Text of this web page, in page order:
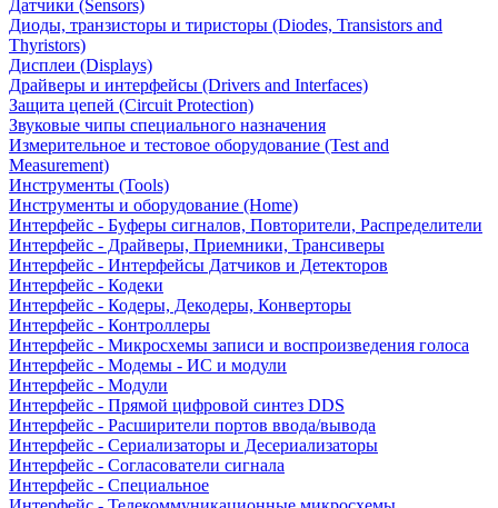
Датчики (Sensors)
Диоды, транзисторы и тиристоры (Diodes, Transistors and
Thyristors)
Дисплеи (Displays)
Драйверы и интерфейсы (Drivers and Interfaces)
Защита цепей (Circuit Protection)
Звуковые чипы специального назначения
Измерительное и тестовое оборудование (Test and
Measurement)
Инструменты (Tools)
Инструменты и оборудование (Home)
Интерфейс - Буферы сигналов, Повторители, Распределители
Интерфейс - Драйверы, Приемники, Трансиверы
Интерфейс - Интерфейсы Датчиков и Детекторов
Интерфейс - Кодеки
Интерфейс - Кодеры, Декодеры, Конверторы
Интерфейс - Контроллеры
Интерфейс - Микросхемы записи и воспроизведения голоса
Интерфейс - Модемы - ИС и модули
Интерфейс - Модули
Интерфейс - Прямой цифровой синтез DDS
Интерфейс - Расширители портов ввода/вывода
Интерфейс - Сериализаторы и Десериализаторы
Интерфейс - Согласователи сигнала
Интерфейс - Специальное